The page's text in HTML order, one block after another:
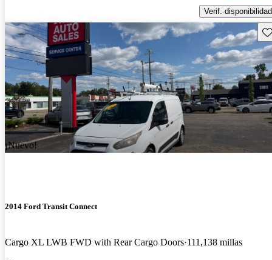
Verif. disponibilidad
¡Nuevo!
2014 Ford Transit Connect
Cargo XL LWB FWD with Rear Cargo Doors 111,138 millas